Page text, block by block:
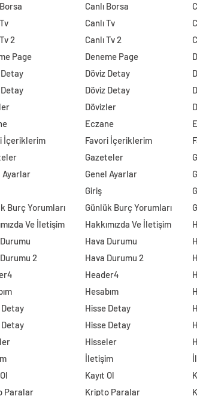
2
Page
İçeriklerim
Ayarlar
Burç Yorumları
Ve İletişim
2
Paralar
Canlı Borsa
Canlı Tv
Canlı Tv 2
Deneme Page
Döviz Detay
Döviz Detay
Dövizler
Eczane
Favori İçeriklerim
Gazeteler
Genel Ayarlar
Giriş
Günlük Burç Yorumları
Hakkımızda Ve İletişim
Hava Durumu
Hava Durumu 2
Header4
Hesabım
Hisse Detay
Hisse Detay
Hisseler
İletişim
Kayıt Ol
Kripto Paralar